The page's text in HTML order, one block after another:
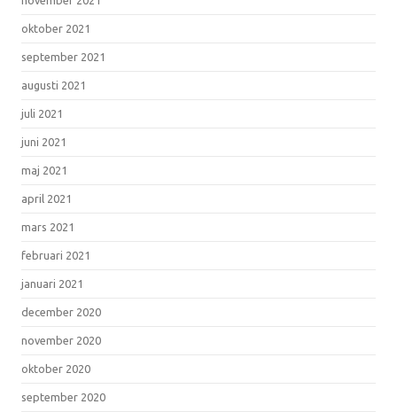
oktober 2021
september 2021
augusti 2021
juli 2021
juni 2021
maj 2021
april 2021
mars 2021
februari 2021
januari 2021
december 2020
november 2020
oktober 2020
september 2020